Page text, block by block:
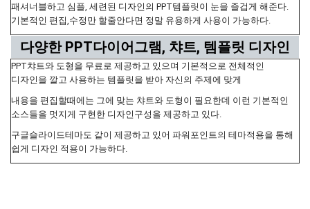
패셔너블하고 심플, 세련된 디자인의 PPT템플릿이 눈을 즐겁게 해준다.
기본적인 편집,수정만 할줄안다면 정말 유용하게 사용이 가능하다.
다양한 PPT다이어그램, 챠트, 템플릿 디자인
PPT챠트와 도형을 무료로 제공하고 있으며 기본적으로 전체적인
디자인을 깔고 사용하는 템플릿을 받아 자신의 주제에 맞게
내용을 편집할때에는 그에 맞는 챠트와 도형이 필요한데 이런 기본적인
소스들을 멋지게 구현한 디자인구성을 제공하고 있다.
구글슬라이드테마도 같이 제공하고 있어 파워포인트의 테마적용을 통해
쉽게 디자인 적용이 가능하다.